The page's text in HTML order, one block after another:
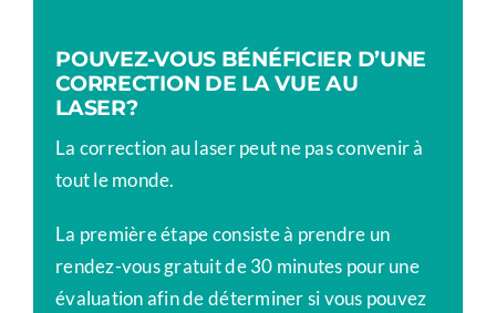
POUVEZ-VOUS BÉNÉFICIER D’UNE
CORRECTION DE LA VUE AU
LASER?
La correction au laser peut ne pas convenir à
tout le monde.
La première étape consiste à prendre un
rendez-vous gratuit de 30 minutes pour une
évaluation afin de déterminer si vous pouvez